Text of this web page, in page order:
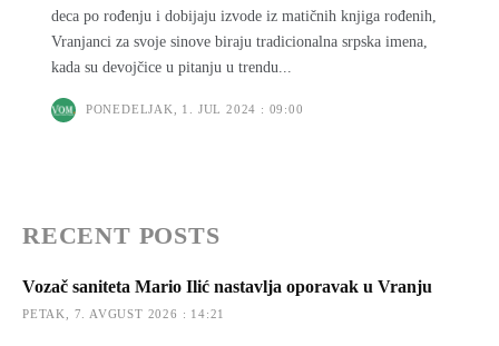
deca po rođenju i dobijaju izvode iz matičnih knjiga rođenih,
Vranjanci za svoje sinove biraju tradicionalna srpska imena,
kada su devojčice u pitanju u trendu...
PONEDELJAK, 1. JUL 2024 : 09:00
RECENT POSTS
Vozač saniteta Mario Ilić nastavlja oporavak u Vranju
PETAK, 7. AVGUST 2026 : 14:21